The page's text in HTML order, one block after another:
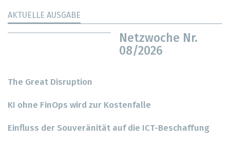
AKTUELLE AUSGABE
Netzwoche Nr.
08/2026
The Great Disruption
KI ohne FinOps wird zur Kostenfalle
Einfluss der Souveränität auf die ICT-Beschaffung